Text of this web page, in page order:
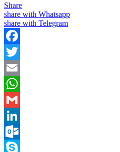
Share
share with Whatsapp
share with Telegram
Facebook
Twitter
Email
WhatsApp
Gmail
LinkedIn
Outlook.com